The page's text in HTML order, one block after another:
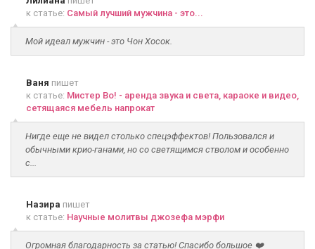
к статье: Самый лучший мужчина - это...
Мой идеал мужчин - это Чон Хосок.
Ваня пишет
к статье: Мистер Во! - аренда звука и света, караоке и видео,
сетящаяся мебель напрокат
Нигде еще не видел столько спецэффектов! Пользовался и
обычными крио-ганами, но со светящимся стволом и особенно
с...
Назира пишет
к статье: Научные молитвы джозефа мэрфи
Огромная благодарность за статью! Спасибо большое ❤️